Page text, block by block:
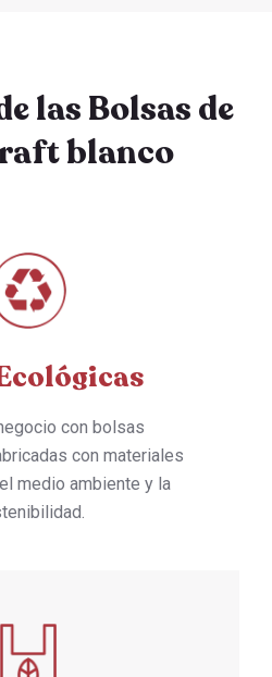
las Bolsas de
blanco
con bolsas
con materiales
medio ambiente y la